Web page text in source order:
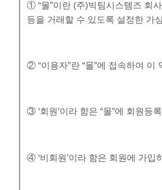
① “몰”이란 (주)빅팀시스템즈 회
등을 거래할 수 있도록 설정한 가
② “이용자”란 “몰”에 접속하여 이
③ ‘회원’이라 함은 “몰”에 회원등
④ ‘비회원’이라 함은 회원에 가입